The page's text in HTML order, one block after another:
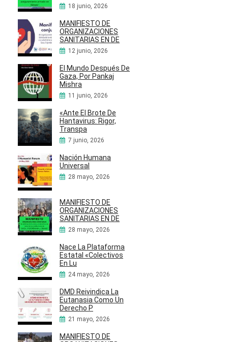
18 junio, 2026
MANIFIESTO DE
ORGANIZACIONES
SANITARIAS EN DE
12 junio, 2026
El Mundo Después De
Gaza, Por Pankaj
Mishra
11 junio, 2026
«Ante El Brote De
Hantavirus: Rigor,
Transpa
7 junio, 2026
Nación Humana
Universal
28 mayo, 2026
MANIFIESTO DE
ORGANIZACIONES
SANITARIAS EN DE
28 mayo, 2026
Nace La Plataforma
Estatal «Colectivos
En Lu
24 mayo, 2026
DMD Reivindica La
Eutanasia Como Un
Derecho P
21 mayo, 2026
MANIFIESTO DE